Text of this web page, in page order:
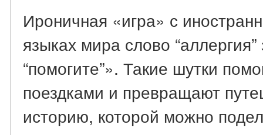
Ироничная «игра» с
языках мира слово
“помогите”». Такие шутки
поездками и превращают
историю, которой можно